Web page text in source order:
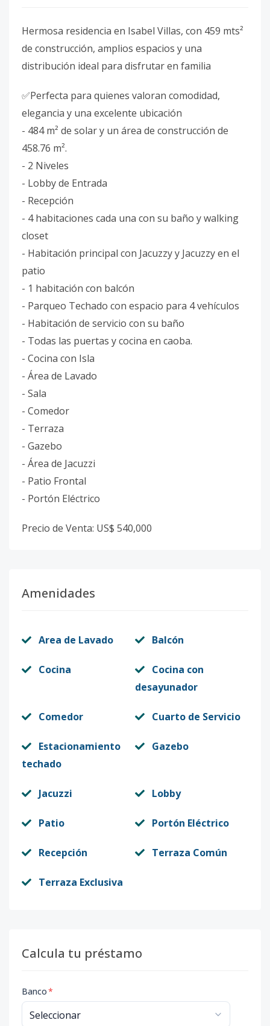
Hermosa residencia en Isabel Villas, con 459 mts²
de construcción, amplios espacios y una
distribución ideal para disfrutar en familia
✅Perfecta para quienes valoran comodidad,
elegancia y una excelente ubicación
- 484 m² de solar y un área de construcción de
458.76 m².
- 2 Niveles
- ⁠Lobby de Entrada
- ⁠Recepción
- 4 habitaciones cada una con su baño y walking
closet
- ⁠Habitación principal con Jacuzzy y Jacuzzy en el
patio
- ⁠1 habitación con balcón
- ⁠Parqueo Techado con espacio para 4 vehículos
- ⁠Habitación de servicio con su baño
- ⁠Todas las puertas y cocina en caoba.
- ⁠Cocina con Isla
- ⁠Área de Lavado
- ⁠Sala
- ⁠Comedor
- ⁠Terraza
- ⁠Gazebo
- ⁠Área de Jacuzzi
- ⁠Patio Frontal
- ⁠Portón Eléctrico
Precio de Venta: US$ 540,000
Amenidades
Area de Lavado Balcón
Cocina
Cocina con
desayunador
Comedor Cuarto de Servicio
Estacionamiento
techado
Gazebo
Jacuzzi Lobby
Patio Portón Eléctrico
Recepción Terraza Común
Terraza Exclusiva
Calcula tu préstamo
Banco*